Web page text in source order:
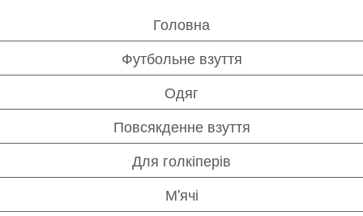
Головна
Футбольне взуття
Одяг
Повсякденне взуття
Для голкіперів
М'ячі